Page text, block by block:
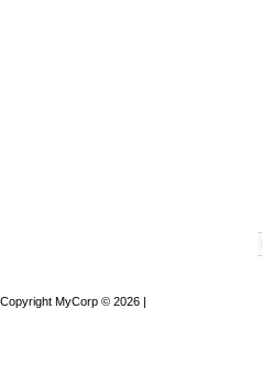
Copyright MyCorp © 2026 |